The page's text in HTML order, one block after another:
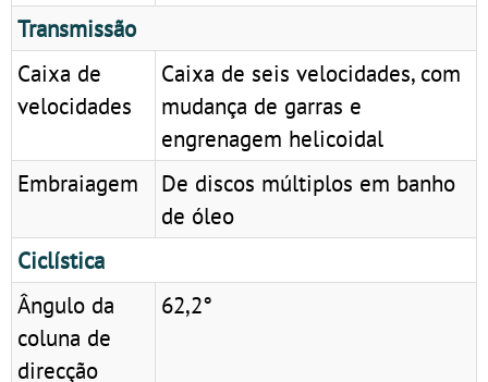
Transmissão
Caixa de
velocidades
Caixa de seis velocidades, com
mudança de garras e
engrenagem helicoidal
Embraiagem
De discos múltiplos em banho
de óleo
Ciclística
Ângulo da
coluna de
direcção
62,2°